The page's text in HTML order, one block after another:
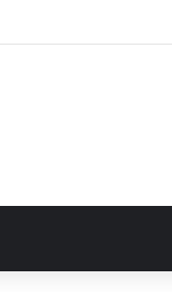
di agosto apre